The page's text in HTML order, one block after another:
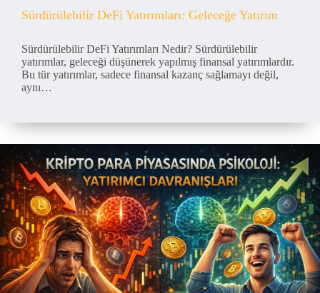
Sürdürülebilir DeFi Yatırımları: Geleceğe Yatırım
Sürdürülebilir DeFi Yatırımları Nedir? Sürdürülebilir
yatırımlar, geleceği düşünerek yapılmış finansal yatırımlardır.
Bu tür yatırımlar, sadece finansal kazanç sağlamayı değil,
aynı…